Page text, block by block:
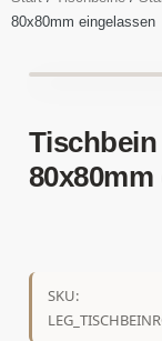
80x80mm eingelassen
SKU: